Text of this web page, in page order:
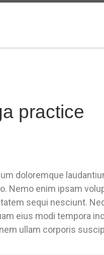
practice
doloremque
Nemo enim ipsam
sequi nesciunt.
eius modi tempora
ullam corporis